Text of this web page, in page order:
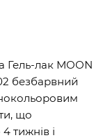
Гель-лак MOON
безбарвний
що
тижнів і